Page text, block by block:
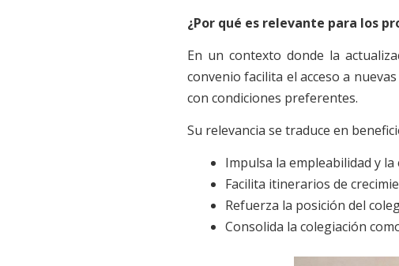
¿Por qué es relevante para los
En un contexto donde la
convenio facilita el acceso a
con condiciones preferentes.
Su relevancia se traduce en
Impulsa la empleabilidad y la
Facilita itinerarios de
Refuerza la posición del
Consolida la colegiación